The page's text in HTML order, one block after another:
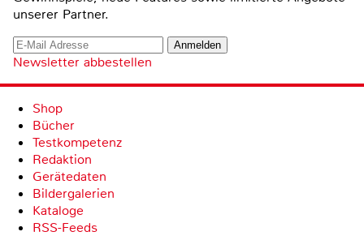
unserer Partner.
Newsletter abbestellen
Shop
Bücher
Testkompetenz
Redaktion
Gerätedaten
Bildergalerien
Kataloge
RSS-Feeds